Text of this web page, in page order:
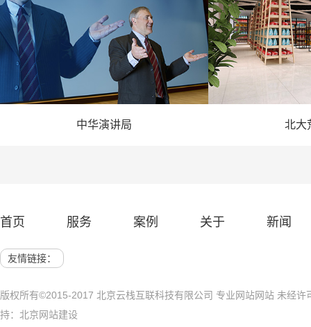
网站建设 展示网站
中华演讲局 北大
首页 服务 案例 关于 新闻
友情链接：
版权所有©2015-2017 北京云栈互联科技有限公司 专业网站网站 未经许
持： 北京网站建设